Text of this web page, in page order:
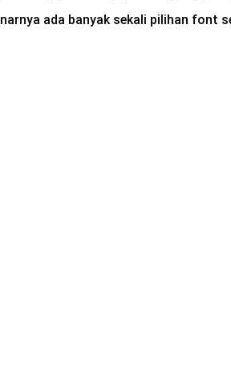
ada banyak sekali pilihan font